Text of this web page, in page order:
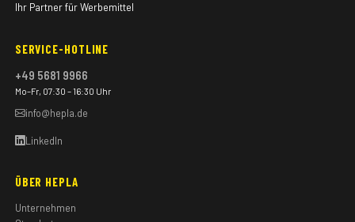
Ihr Partner für Werbemittel
SERVICE-HOTLINE
+49 5681 9966
Mo–Fr, 07:30 – 16:30 Uhr
info@hepla.de
LinkedIn
ÜBER HEPLA
Unternehmen